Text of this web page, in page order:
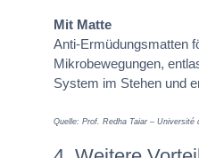
Mit Matte
Anti-Ermüdungsmatten
Mikrobewegungen,
System im Stehen und
Quelle: Prof. Redha Taiar – Université